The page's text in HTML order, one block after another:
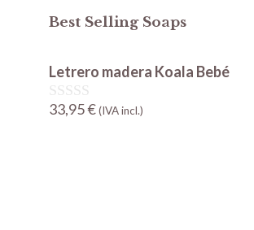
Best Selling Soaps
Letrero madera Koala Bebé
0
33,95€(IVA incl.)